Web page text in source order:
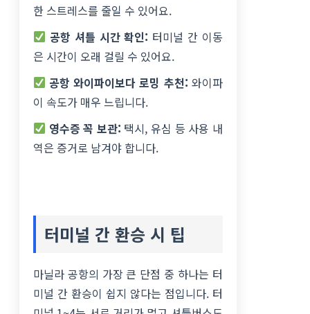
한 스트레스를 줄일 수 있어요.
공항 셔틀 시간 확인: 터미널 간 이동
은 시간이 오래 걸릴 수 있어요.
공항 와이파이보다 로밍 추천: 와이파
이 속도가 매우 느립니다.
영수증 꼭 보관: 택시, 유심 등 사용 내
역은 증거로 남겨야 합니다.
터미널 간 환승 시 팁
마닐라 공항의 가장 큰 단점 중 하나는 터
미널 간 환승이 쉽지 않다는 점입니다. 터